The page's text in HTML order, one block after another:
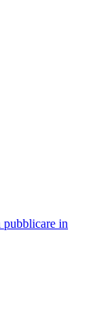
pubblicare in